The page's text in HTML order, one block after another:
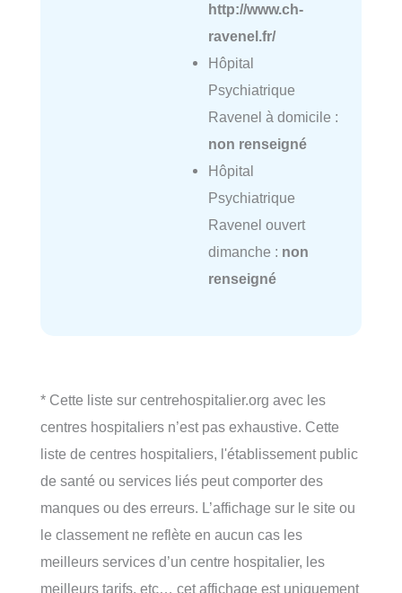
http://www.ch-
ravenel.fr/
Hôpital
Psychiatrique
Ravenel à domicile :
non renseigné
Hôpital
Psychiatrique
Ravenel ouvert
dimanche : non
renseigné
* Cette liste sur centrehospitalier.org avec les
centres hospitaliers n’est pas exhaustive. Cette
liste de centres hospitaliers, l'établissement public
de santé ou services liés peut comporter des
manques ou des erreurs. L’affichage sur le site ou
le classement ne reflète en aucun cas les
meilleurs services d’un centre hospitalier, les
meilleurs tarifs, etc… cet affichage est uniquement